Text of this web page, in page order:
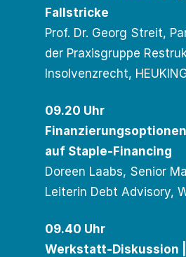
Fallstricke
Prof. Dr. Georg Streit,
der Praxisgruppe
Insolvenzrecht,
09.20 Uhr
auf Staple-Financing
Doreen Laabs, Senior
Leiterin Debt Advisory,
09.40 Uhr
Werkstatt-Diskussion |